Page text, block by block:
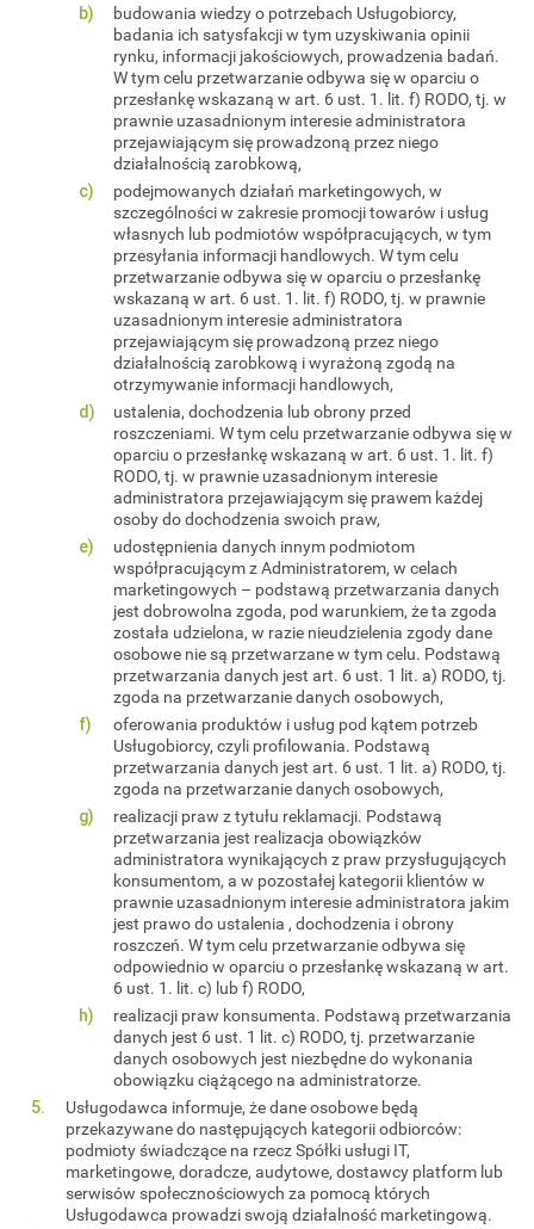
budowania wiedzy o potrzebach Usługobiorcy,
badania ich satysfakcji w tym uzyskiwania opinii
rynku, informacji jakościowych, prowadzenia badań.
W tym celu przetwarzanie odbywa się w oparciu o
przesłankę wskazaną w art. 6 ust. 1. lit. f) RODO, tj. w
prawnie uzasadnionym interesie administratora
przejawiającym się prowadzoną przez niego
działalnością zarobkową,
podejmowanych działań marketingowych, w
szczególności w zakresie promocji towarów i usług
własnych lub podmiotów współpracujących, w tym
przesyłania informacji handlowych. W tym celu
przetwarzanie odbywa się w oparciu o przesłankę
wskazaną w art. 6 ust. 1. lit. f) RODO, tj. w prawnie
uzasadnionym interesie administratora
przejawiającym się prowadzoną przez niego
działalnością zarobkową i wyrażoną zgodą na
otrzymywanie informacji handlowych,
ustalenia, dochodzenia lub obrony przed
roszczeniami. W tym celu przetwarzanie odbywa się w
oparciu o przesłankę wskazaną w art. 6 ust. 1. lit. f)
RODO, tj. w prawnie uzasadnionym interesie
administratora przejawiającym się prawem każdej
osoby do dochodzenia swoich praw,
udostępnienia danych innym podmiotom
współpracującym z Administratorem, w celach
marketingowych – podstawą przetwarzania danych
jest dobrowolna zgoda, pod warunkiem, że ta zgoda
została udzielona, w razie nieudzielenia zgody dane
osobowe nie są przetwarzane w tym celu. Podstawą
przetwarzania danych jest art. 6 ust. 1 lit. a) RODO, tj.
zgoda na przetwarzanie danych osobowych,
oferowania produktów i usług pod kątem potrzeb
Usługobiorcy, czyli profilowania. Podstawą
przetwarzania danych jest art. 6 ust. 1 lit. a) RODO, tj.
zgoda na przetwarzanie danych osobowych,
realizacji praw z tytułu reklamacji. Podstawą
przetwarzania jest realizacja obowiązków
administratora wynikających z praw przysługujących
konsumentom, a w pozostałej kategorii klientów w
prawnie uzasadnionym interesie administratora jakim
jest prawo do ustalenia , dochodzenia i obrony
roszczeń. W tym celu przetwarzanie odbywa się
odpowiednio w oparciu o przesłankę wskazaną w art.
6 ust. 1. lit. c) lub f) RODO,
realizacji praw konsumenta. Podstawą przetwarzania
danych jest 6 ust. 1 lit. c) RODO, tj. przetwarzanie
danych osobowych jest niezbędne do wykonania
obowiązku ciążącego na administratorze.
Usługodawca informuje, że dane osobowe będą
przekazywane do następujących kategorii odbiorców:
podmioty świadczące na rzecz Spółki usługi IT,
marketingowe, doradcze, audytowe, dostawcy platform lub
serwisów społecznościowych za pomocą których
Usługodawca prowadzi swoją działalność marketingową.